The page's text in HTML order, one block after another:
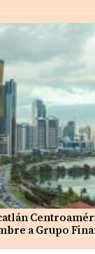
a Grupo